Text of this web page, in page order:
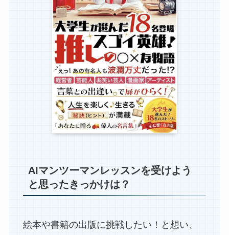
AIマンツーマンレッスンを受けよう
と思ったきっかけは？
絵本や書籍の出版に挑戦したい！と想い、